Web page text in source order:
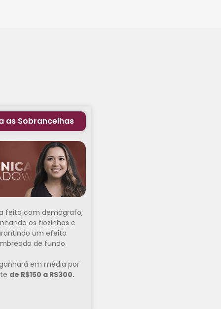
as Sobrancelhas
feita com demógrafo,
os fiozinhos e
um efeito
de fundo.
em média por
de R$150 a R$300.